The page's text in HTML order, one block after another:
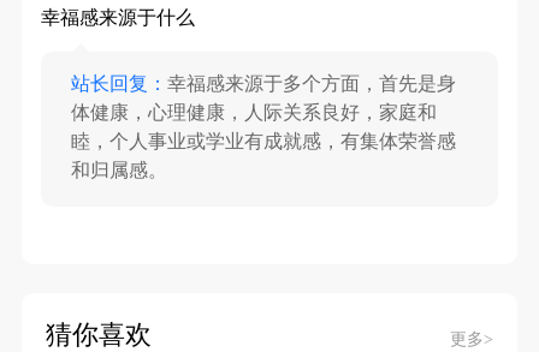
幸福感来源于什么
站长回复：幸福感来源于多个方面，首先是身
体健康，心理健康，人际关系良好，家庭和
睦，个人事业或学业有成就感，有集体荣誉感
和归属感。
猜你喜欢 更多>